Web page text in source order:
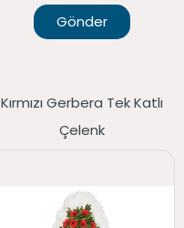
Gönder
Kırmızı Gerbera Tek Katlı
Çelenk